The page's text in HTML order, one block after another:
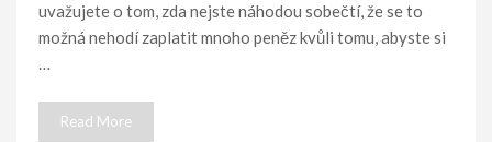
uvažujete o tom, zda nejste náhodou sobečtí, že se to
možná nehodí zaplatit mnoho peněz kvůli tomu, abyste si
…
Read More